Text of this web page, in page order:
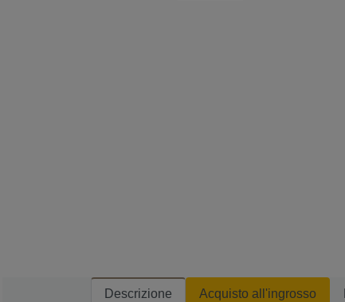
Descrizione Acquisto all'ingrosso